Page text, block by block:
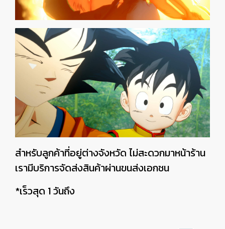
สำหรับลูกค้าที่อยู่ต่างจังหวัด ไม่สะดวกมาหน้าร้าน
เรามีบริการจัดส่งสินค้าผ่านขนส่งเอกชน
*เร็วสุด 1 วันถึง